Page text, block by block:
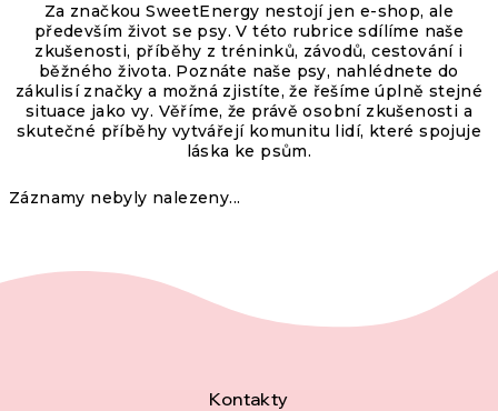
Za značkou SweetEnergy nestojí jen e-shop, ale
především život se psy. V této rubrice sdílíme naše
zkušenosti, příběhy z tréninků, závodů, cestování i
běžného života. Poznáte naše psy, nahlédnete do
zákulisí značky a možná zjistíte, že řešíme úplně stejné
situace jako vy. Věříme, že právě osobní zkušenosti a
skutečné příběhy vytvářejí komunitu lidí, které spojuje
láska ke psům.
Záznamy nebyly nalezeny...
Kontakty